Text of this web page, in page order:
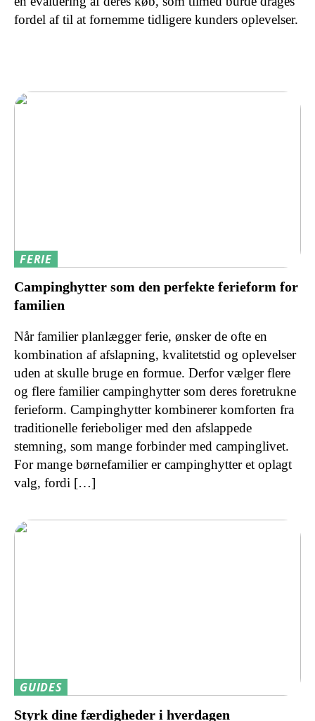
fordel af til at fornemme tidligere kunders oplevelser.
FERIE
Campinghytter som den perfekte ferieform for
familien
Når familier planlægger ferie, ønsker de ofte en
kombination af afslapning, kvalitetstid og oplevelser
uden at skulle bruge en formue. Derfor vælger flere
og flere familier campinghytter som deres foretrukne
ferieform. Campinghytter kombinerer komforten fra
traditionelle ferieboliger med den afslappede
stemning, som mange forbinder med campinglivet.
For mange børnefamilier er campinghytter et oplagt
valg, fordi […]
GUIDES
Styrk dine færdigheder i hverdagen